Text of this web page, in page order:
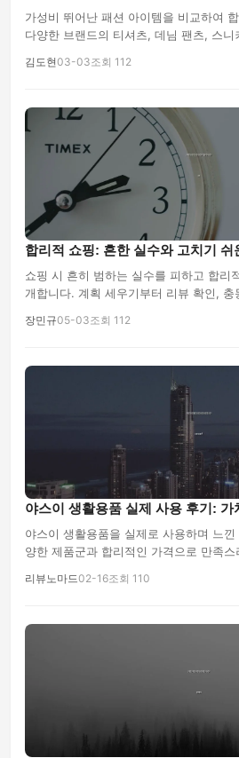
가성비 뛰어난 패션 아이템을 비교하여
다양한 브랜드의 티셔츠, 데님 팬츠, 스니
김도현03-03조회 112
합리적 쇼핑: 흔한 실수와 고치기 쉬
쇼핑 시 흔히 범하는 실수를 피하고 합리
개합니다. 계획 세우기부터 리뷰 확인,
장민규05-03조회 112
야스이 생활용품 실제 사용 후기: 가
야스이 생활용품을 실제로 사용하며 느
양한 제품군과 합리적인 가격으로 만족
리뷰노마드02-16조회 110